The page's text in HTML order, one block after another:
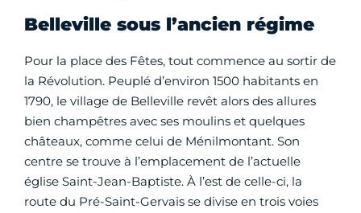
Belleville sous l’ancien régime
Pour la place des Fêtes, tout commence au sortir de
la Révolution. Peuplé d’environ 1500 habitants en
1790, le village de Belleville revêt alors des allures
bien champêtres avec ses moulins et quelques
châteaux, comme celui de Ménilmontant. Son
centre se trouve à l’emplacement de l’actuelle
église Saint-Jean-Baptiste. À l’est de celle-ci, la
route du Pré-Saint-Gervais se divise en trois voies